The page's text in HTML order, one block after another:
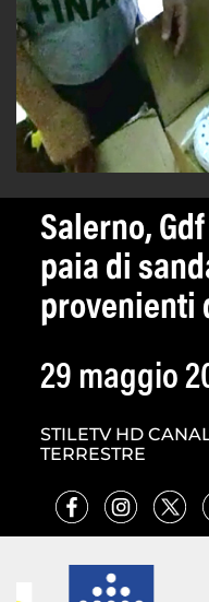
Salerno,
paia di
provenienti
29 maggio
STILETV HD
TERRESTRE